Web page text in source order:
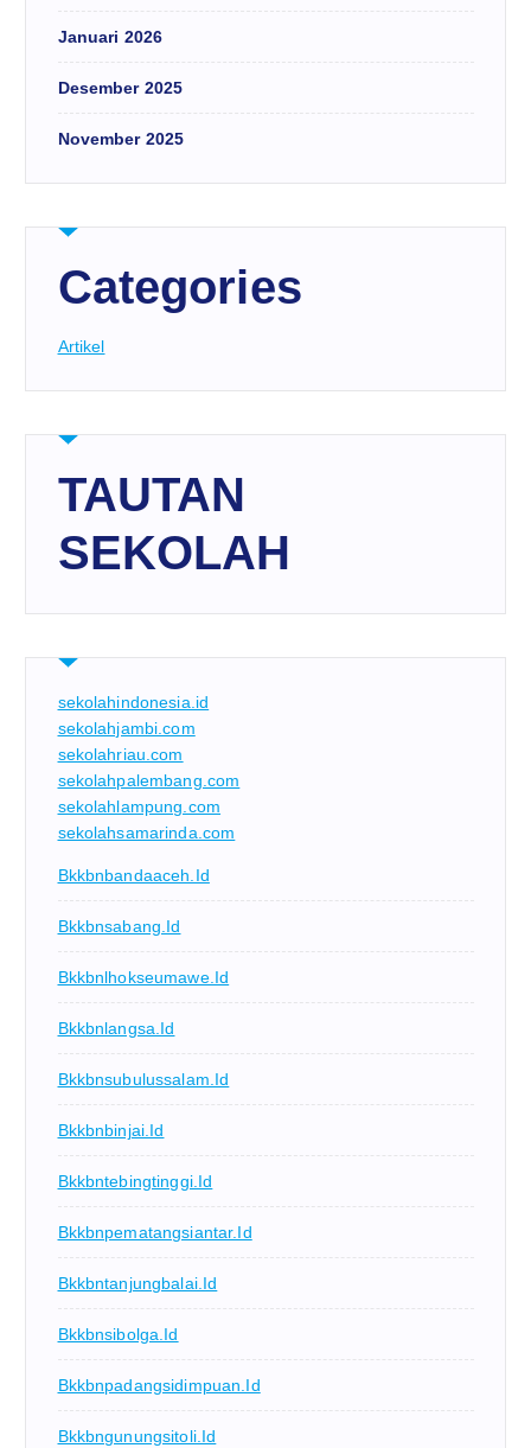
Januari 2026
Desember 2025
November 2025
Categories
Artikel
TAUTAN
SEKOLAH
sekolahindonesia.id
sekolahjambi.com
sekolahriau.com
sekolahpalembang.com
sekolahlampung.com
sekolahsamarinda.com
Bkkbnbandaaceh.id
Bkkbnsabang.id
Bkkbnlhokseumawe.id
Bkkbnlangsa.id
Bkkbnsubulussalam.id
Bkkbnbinjai.id
Bkkbntebingtinggi.id
Bkkbnpematangsiantar.id
Bkkbntanjungbalai.id
Bkkbnsibolga.id
Bkkbnpadangsidimpuan.id
Bkkbngunungsitoli.id